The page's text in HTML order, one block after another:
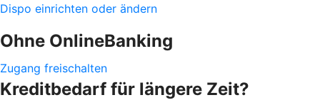
Dispo einrichten oder ändern
Ohne OnlineBanking
Zugang freischalten
Kreditbedarf für längere Zeit?